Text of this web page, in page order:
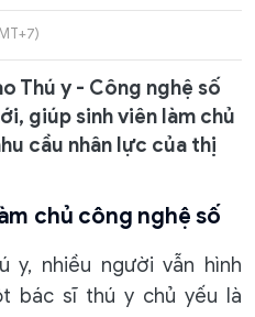
Thú y - Công nghệ số
giúp sinh viên làm chủ
cầu nhân lực của thị
chủ công nghệ số
y, nhiều người vẫn hình
bác sĩ thú y chủ yếu là